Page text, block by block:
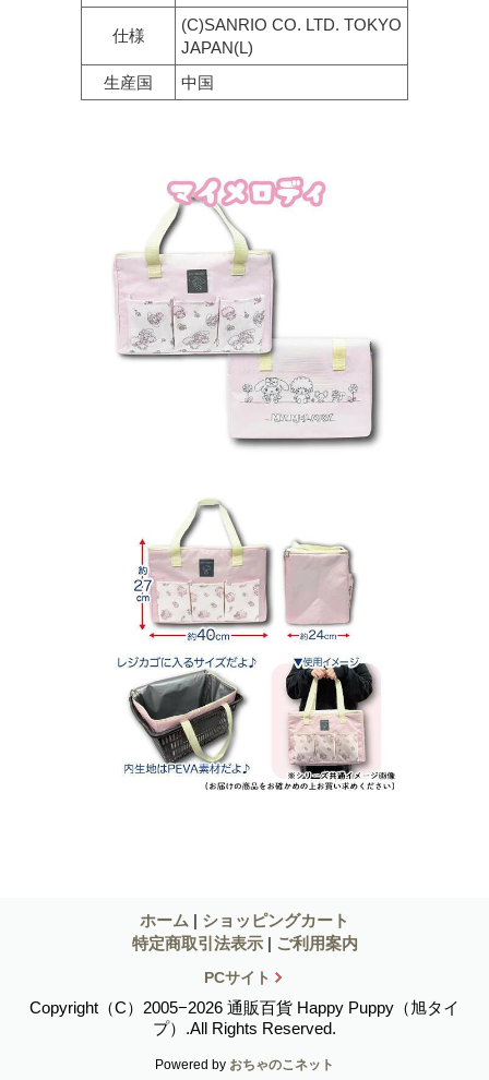
仕様
(C)SANRIO CO. LTD. TOKYO
JAPAN(L)
生産国
中国
ホーム | ショッピングカート
特定商取引法表示 | ご利用案内
PCサイト
Copyright（C）2005−2026 通販百貨 Happy Puppy（旭タイ
プ）.All Rights Reserved.
Powered by おちゃのこネット